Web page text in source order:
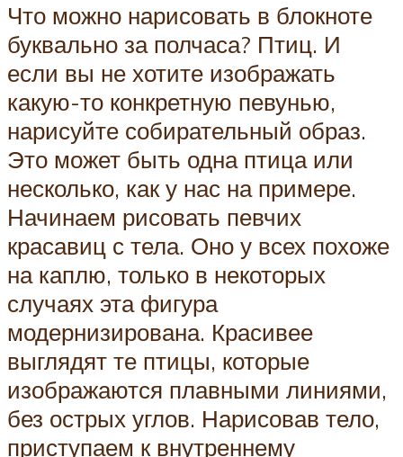
Что можно нарисовать в блокноте
буквально за полчаса? Птиц. И
если вы не хотите изображать
какую-то конкретную певунью,
нарисуйте собирательный образ.
Это может быть одна птица или
несколько, как у нас на примере.
Начинаем рисовать певчих
красавиц с тела. Оно у всех похоже
на каплю, только в некоторых
случаях эта фигура
модернизирована. Красивее
выглядят те птицы, которые
изображаются плавными линиями,
без острых углов. Нарисовав тело,
приступаем к внутреннему